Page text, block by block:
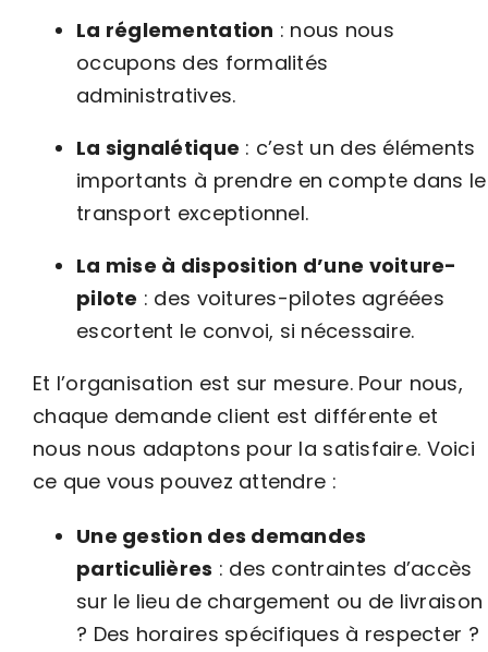
La réglementation : nous nous
occupons des formalités
administratives.
La signalétique : c’est un des éléments
importants à prendre en compte dans le
transport exceptionnel.
La mise à disposition d’une voiture-
pilote : des voitures-pilotes agréées
escortent le convoi, si nécessaire.
Et l’organisation est sur mesure. Pour nous,
chaque demande client est différente et
nous nous adaptons pour la satisfaire. Voici
ce que vous pouvez attendre :
Une gestion des demandes
particulières : des contraintes d’accès
sur le lieu de chargement ou de livraison
? Des horaires spécifiques à respecter ?